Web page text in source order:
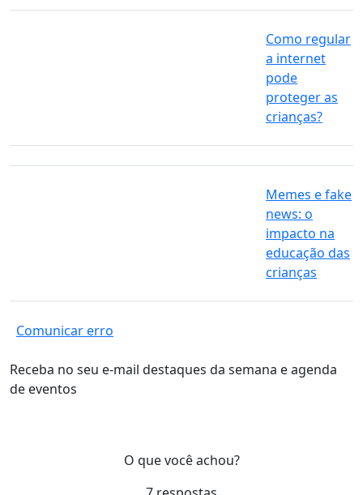
Como regular
a internet
pode
proteger as
crianças?
Memes e fake
news: o
impacto na
educação das
crianças
Comunicar erro
Receba no seu e-mail destaques da semana e agenda
de eventos
O que você achou?